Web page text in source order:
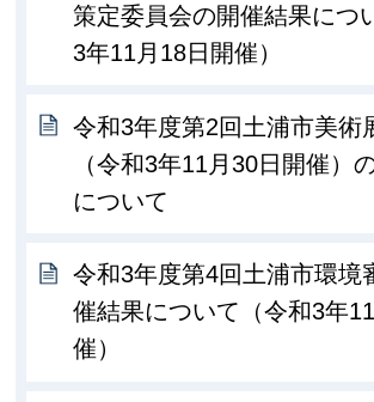
策定委員会の開催結果につ
3年11月18日開催）
令和3年度第2回土浦市美術
（令和3年11月30日開催）
について
令和3年度第4回土浦市環境
催結果について（令和3年
催）